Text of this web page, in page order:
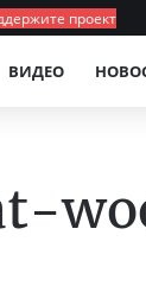
проект
ВИДЕО